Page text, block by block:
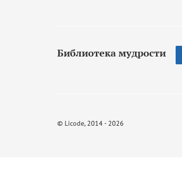
Библиотека мудрости
© Licode, 2014 - 2026